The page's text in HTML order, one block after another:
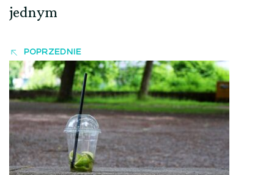
jednym
POPRZEDNIE